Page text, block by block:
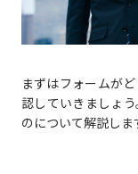
まずはフォームが
認していきましょ
のについて解説しま